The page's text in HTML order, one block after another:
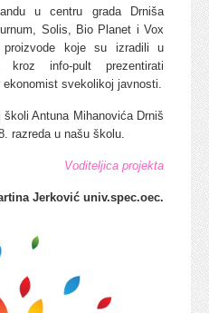
u centru grada Drniša
Solis, Bio Planet i Vox
koje su izradili u
kroz info-pult prezentirati
svekolikoj javnosti.
Antuna Mihanovića Drniš
razreda u našu školu.
Voditeljica projekta
Jerković univ.spec.oec.